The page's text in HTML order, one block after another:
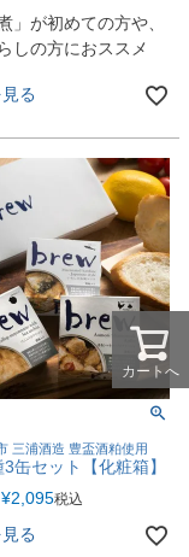
」が初めての方や、
しの方におススメ
る
三浦酒造 豊盃酒粕使用
缶セット【化粧箱】
¥2,095税込
る
カートへ